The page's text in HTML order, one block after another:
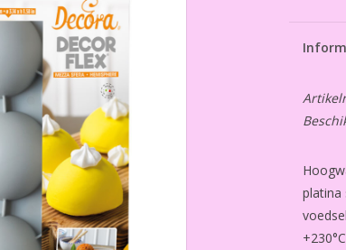
platina